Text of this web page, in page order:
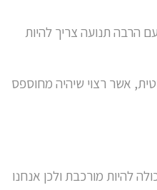
הרבה תנועה צריך להיות
אשר רצוי שיהיה מחוספס
להיות מורכבת ולכן אנחנו